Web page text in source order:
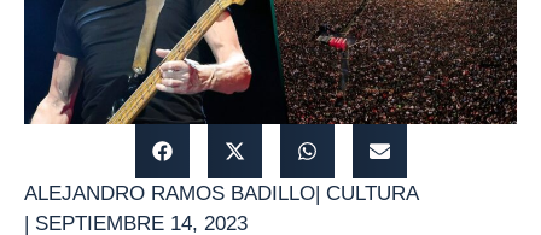
ALEJANDRO RAMOS BADILLO| CULTURA
| SEPTIEMBRE 14, 2023